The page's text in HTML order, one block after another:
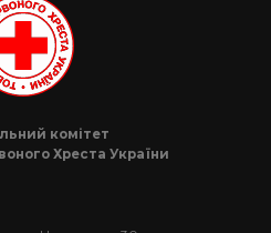
комітет
Хреста України